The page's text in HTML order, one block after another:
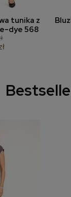
tunika z
dye 568